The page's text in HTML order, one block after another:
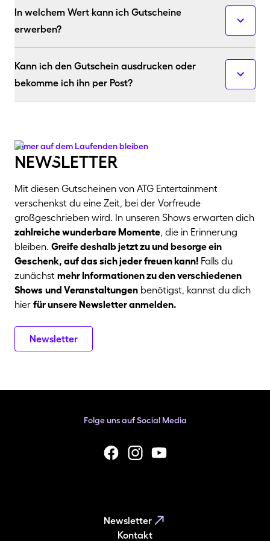
Servicegebühr beträgt pro Gutschein 5,90 Euro.
In welchem Wert kann ich Gutscheine
erwerben?
Anzahl an Gutscheinen, die du erwerben möchtest.
Kann ich den Gutschein ausdrucken oder
bekomme ich ihn per Post?
erhalten oder direkt per Print@Home ausdrucken
möchtest.
newSletter
Immer auf dem Laufenden bleiben
Mit diesen Gutscheinen von ATG Entertainment
verschenkst du eine Zeit, bei der Vorfreude
großgeschrieben wird. In unseren Shows erwarten dich
zahlreiche wunderbare Momente, die in Erinnerung
bleiben. Greife deshalb jetzt zu und besorge ein
Geschenk, auf das sich jeder freuen kann! Falls du
zunächst mehr Informationen zu den verschiedenen
Shows und Veranstaltungen benötigst, kannst du dich
hier für unsere Newsletter anmelden.
Newsletter
Folge uns auf Social Media
facebookInstagramYouTube
Newsletter
Kontakt